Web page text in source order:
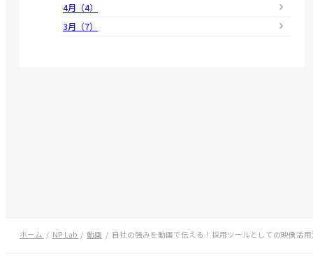
4月（4）
3月（7）
ホーム NP Lab 動画 自社の強みを動画で伝える！採用ツールとしての映像活